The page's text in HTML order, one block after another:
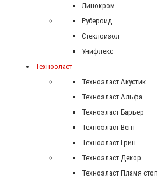
Линокром
Рубероид
Стеклоизол
Унифлекс
Техноэласт
Техноэласт Акустик
Техноэласт Альфа
Техноэласт Барьер
Техноэласт Вент
Техноэласт Грин
Техноэласт Декор
Техноэласт Пламя стоп